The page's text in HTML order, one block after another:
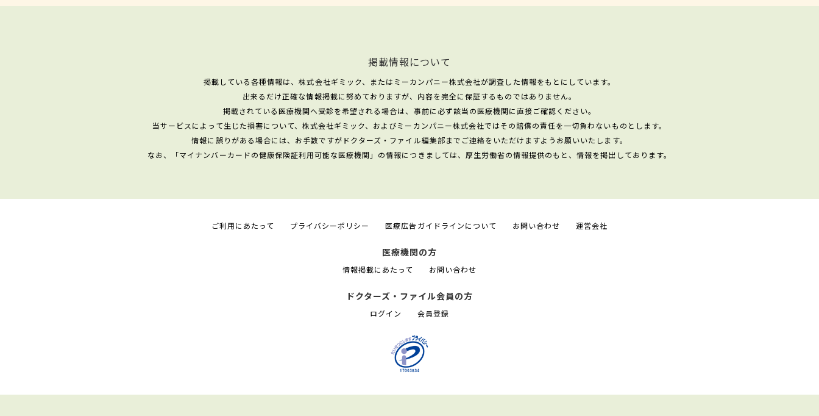
掲載情報について
掲載している各種情報は、株式会社ギミック、またはミーカンパニー株式会社が調査した情報をもとにしています。
出来るだけ正確な情報掲載に努めておりますが、内容を完全に保証するものではありません。
掲載されている医療機関へ受診を希望される場合は、事前に必ず該当の医療機関に直接ご確認ください。
当サービスによって生じた損害について、株式会社ギミック、およびミーカンパニー株式会社ではその賠償の責任を一切負わないものとします。
情報に誤りがある場合には、お手数ですがドクターズ・ファイル編集部までご連絡をいただけますようお願いいたします。
なお、「マイナンバーカードの健康保険証利用可能な医療機関」の情報につきましては、厚生労働省の情報提供のもと、情報を掲出しております。
ご利用にあたって プライバシーポリシー 医療広告ガイドラインについて お問い合わせ 運営会社
医療機関の方
情報掲載にあたって お問い合わせ
ドクターズ・ファイル会員の方
ログイン 会員登録